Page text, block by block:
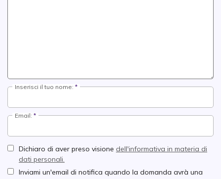
Inserisci il tuo nome:
Email:
Dichiaro di aver preso visione dell'informativa in materia di
dati personali.
Inviami un'email di notifica quando la domanda avrà una